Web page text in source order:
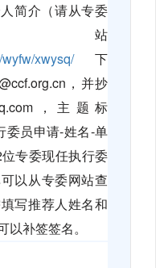
简介（请从专委
站
xwysq/下
，并抄
，主题标
委员申请-姓名-单
位专委现任执行委
以从专委网站查
写推荐人姓名和
补签签名。